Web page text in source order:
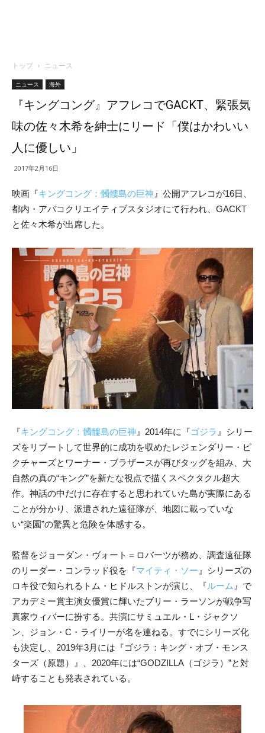
トップ ニュース
ニュース 海外
『キングコング』アフレコでGACKT、緊張気
味の佐々木希を紳士にリード「僕はかわいい
人に優しい」
2017年2月16日
映画『キングコング：髑髏島の巨神 』公開アフレコが16日、
都内・アバコクリエイティブスタジオにて行われ、GACKT
と佐々木希が出席した。
『キングコング：髑髏島の巨神 』2014年に『ゴジラ 』シリー
ズをリブートして世界的に成功を収めたレジェンダリー・ピ
クチャーズとワーナー・ブラザースが再びタッグを組み、大
自然の真の“キング”を新たな視点で描くスペクタクル超大
作。神話の中だけに存在すると思われていた島が実際にある
ことが分かり、派遣された遠征隊が、地図に載っていな
い“楽園”の驚異と危険を体感する。
監督をジョーダン・ヴォート＝ロバーツが務め、調査遠征隊
のリーダー・コンラッド役を『マイティ・ソー 』シリーズの
ロキ役で知られるトム・ヒドルストンが演じ、『ルーム 』で
アカデミー賞主演女優賞に輝いたブリー・ラーソンが戦争写
真家ウィバーに扮する。共演にサミュエル・L・ジャクソ
ン、ジョン・C・ライリーが名を連ねる。すでにシリーズ化
も決定し、2019年3月には『ゴジラ：キング・オブ・モンス
ターズ（原題）』、2020年には“GODZILLA（ゴジラ）”と対
峙することも発表されている。